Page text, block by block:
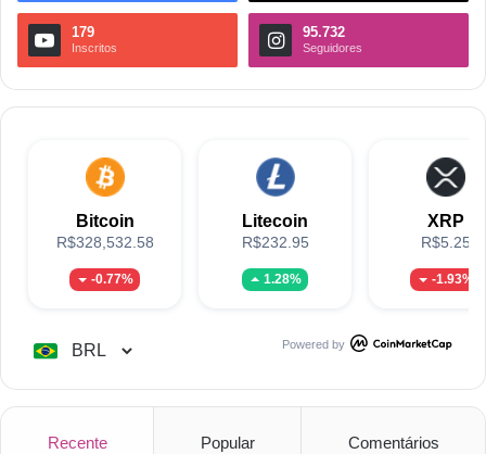
179
Inscritos
95.732
Seguidores
Bitcoin
R$328,532.58
-0.77%
Litecoin
R$232.95
1.28%
XRP
R$5.25
-1.93%
Powered by
Recente Popular Comentários